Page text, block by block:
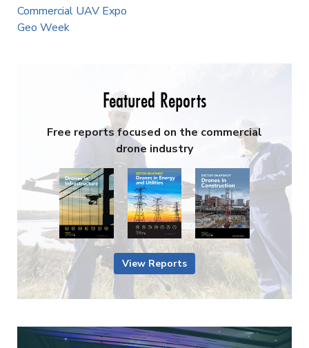
Commercial UAV Expo
Geo Week
Featured Reports
Free reports focused on the commercial
drone industry
View Reports